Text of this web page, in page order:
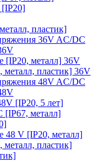
пластик]
AC/DC
[IP20, металл] 36V
металл, пластик] 36V
AC/DC
[IP20, 5 лет]
[IP67, металл]
48 V [IP20, металл]
металл, пластик]